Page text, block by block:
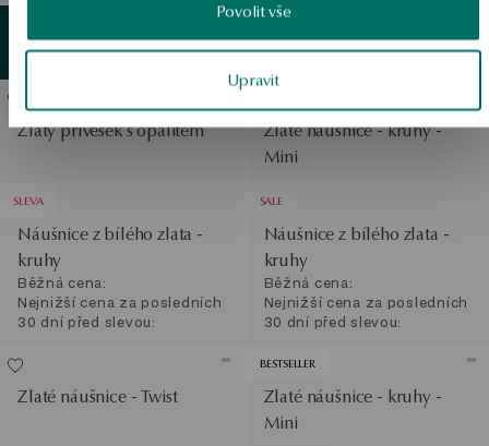
Povolit vše
Upravit
Zlatý
Zobrazit produkty
Zlatý náramek s achátem
Zlatý přívěsek s opalitem
Zlaté náušnice - kruhy -
Mini
SLEVA
Náušnice z bílého zlata -
kruhy
Běžná cena:
Nejnižší cena za posledních
30 dní před slevou:
SALE
Náušnice z bílého zlata -
kruhy
Běžná cena:
Nejnižší cena za posledních
30 dní před slevou:
Zlaté náušnice - Twist
BESTSELLER
Zlaté náušnice - kruhy -
Mini